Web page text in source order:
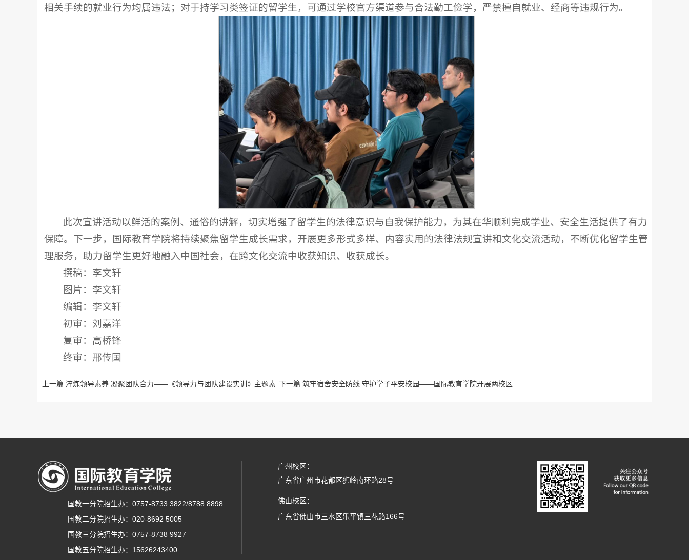
相关手续的就业行为均属违法；对于持学习类签证的留学生，可通过学校官方渠道参与合法勤工俭学，严禁擅自就业、经商等违规行为。
此次宣讲活动以鲜活的案例、通俗的讲解，切实增强了留学生的法律意识与自我保护能力，为其在华顺利完成学业、安全生活提供了有力
保障。下一步，国际教育学院将持续聚焦留学生成长需求，开展更多形式多样、内容实用的法律法规宣讲和文化交流活动，不断优化留学生管
理服务，助力留学生更好地融入中国社会，在跨文化交流中收获知识、收获成长。
撰稿：李文轩
图片：李文轩
编辑：李文轩
初审：刘嘉洋
复审：高桥锋
终审：邢传国
上一篇:淬炼领导素养 凝聚团队合力——《领导力与团队建设实训》主题素...下一篇:筑牢宿舍安全防线 守护学子平安校园——国际教育学院开展两校区...
国教一分院招生办：0757-8733 3822/8788 8898
国教二分院招生办：020-8692 5005
国教三分院招生办：0757-8738 9927
国教五分院招生办：15626243400
广州校区：
广东省广州市花都区狮岭南环路28号
佛山校区：
广东省佛山市三水区乐平镇三花路166号